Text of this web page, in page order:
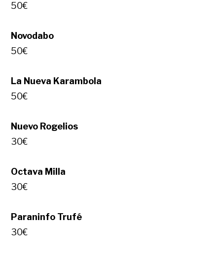
50€
Novodabo
50€
La Nueva Karambola
50€
Nuevo Rogelios
30€
Octava Milla
30€
Paraninfo Trufé
30€